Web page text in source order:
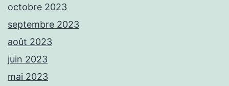
octobre 2023
septembre 2023
août 2023
juin 2023
mai 2023